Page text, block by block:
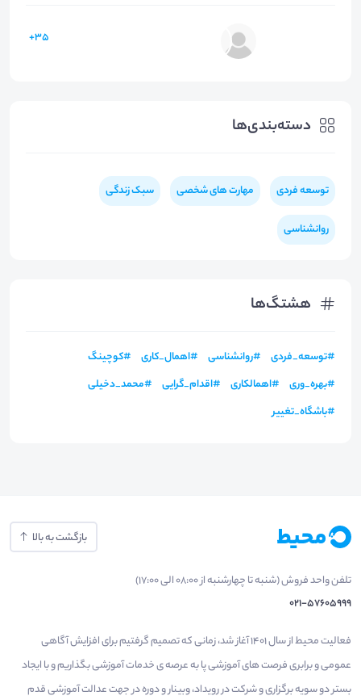
35+
دسته‌بندی‌ها
توسعه فردی مهارت های شخصی سبک زندگی
روانشناسی
هشتگ‌ها
#توسعه_فردی #روانشناسی #اهمال_کاری #کوچینگ
#بهره_وری #اهمالکاری #اقدام_گرایی #محمد_دخیلی
#باشگاه_تغییر
بازگشت به بالا
تلفن واحد فروش (شنبه تا چهارشنبه از 08:00 الی 17:00)
021-57605999
فعالیت محیط از سال 1401 آغاز شد، زمانی که تصمیم گرفتیم برای افزایش آگاهی
عمومی و برابری فرصت های آموزشی پا به عرصه ی خدمات آموزشی بگذاریم و با ایجاد
بستر دو سویه برگزاری و شرکت در رویداد، وبینار و دوره در جهت عدالت آموزشی قدم